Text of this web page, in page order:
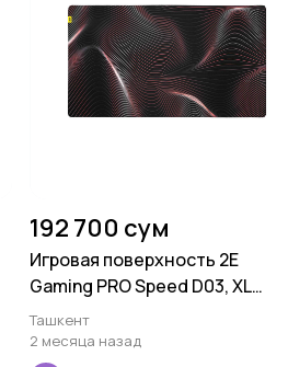
192 700 сум
Игровая поверхность 2E
Gaming PRO Speed D03, XL
(800x450x3мм), многоцветный
Ташкент
2 месяца назад